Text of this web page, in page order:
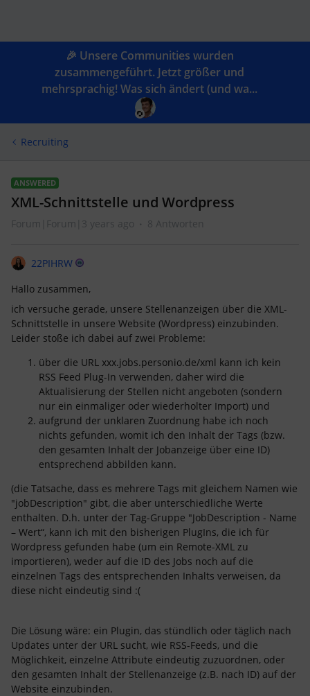
🎉 Unsere Communities wurden
zusammengeführt. Jetzt größer und
mehrsprachig! Was sich ändert (und wa...
Recruiting
ANSWERED
XML-Schnittstelle und Wordpress
Forum|Forum|3 years ago 8 Antworten
22PIHRW
Hallo zusammen,
ich versuche gerade, unsere Stellenanzeigen über die XML-
Schnittstelle in unsere Website (Wordpress) einzubinden.
Leider stoße ich dabei auf zwei Probleme:
über die URL xxx.jobs.personio.de/xml kann ich kein
RSS Feed Plug-In verwenden, daher wird die
Aktualisierung der Stellen nicht angeboten (sondern
nur ein einmaliger oder wiederholter Import) und
aufgrund der unklaren Zuordnung habe ich noch
nichts gefunden, womit ich den Inhalt der Tags (bzw.
den gesamten Inhalt der Jobanzeige über eine ID)
entsprechend abbilden kann.
(die Tatsache, dass es mehrere Tags mit gleichem Namen wie
"jobDescription" gibt, die aber unterschiedliche Werte
enthalten. D.h. unter der Tag-Gruppe "JobDescription - Name
– Wert“, kann ich mit den bisherigen PlugIns, die ich für
Wordpress gefunden habe (um ein Remote-XML zu
importieren), weder auf die ID des Jobs noch auf die
einzelnen Tags des entsprechenden Inhalts verweisen, da
diese nicht eindeutig sind :(
Die Lösung wäre: ein Plugin, das stündlich oder täglich nach
Updates unter der URL sucht, wie RSS-Feeds, und die
Möglichkeit, einzelne Attribute eindeutig zuzuordnen, oder
den gesamten Inhalt der Stellenanzeige (z.B. nach ID) auf der
Website einzubinden.